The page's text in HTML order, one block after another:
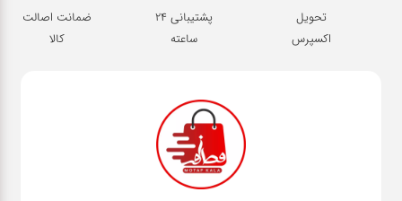
تحویل
اکسپرس
پشتیبانی 24
ساعته
ضمانت اصالت
کالا